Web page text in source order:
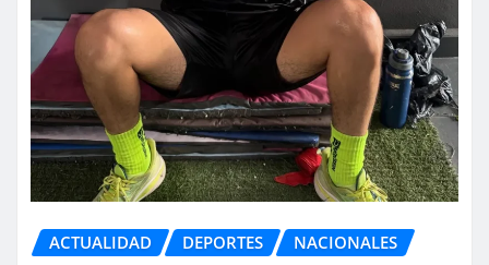
ACTUALIDAD DEPORTES NACIONALES